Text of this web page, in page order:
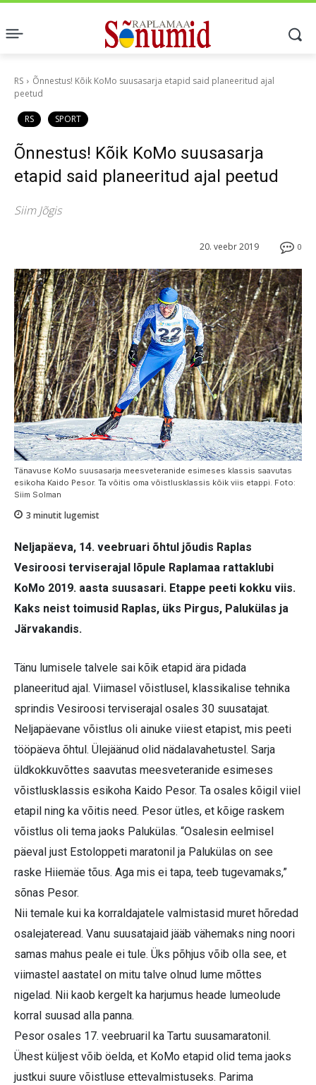
RS
Õnnestus! Kõik KoMo suusasarja etapid said planeeritud ajal
peetud
RS SPORT
Õnnestus! Kõik KoMo suusasarja
etapid said planeeritud ajal peetud
Siim Jõgis
0
20. veebr 2019
Tänavuse KoMo suusasarja meesveteranide esimeses klassis saavutas
esikoha Kaido Pesor. Ta võitis oma võistlusklassis kõik viis etappi. Foto:
Siim Solman
3 minutit lugemist
Neljapäeva, 14. veebruari õhtul jõudis Raplas
Vesiroosi terviserajal lõpule Raplamaa rattaklubi
KoMo 2019. aasta suusasari. Etappe peeti kokku viis.
Kaks neist toimusid Raplas, üks Pirgus, Palukülas ja
Järvakandis.
Tänu lumisele talvele sai kõik etapid ära pidada
planeeritud ajal. Viimasel võistlusel, klassikalise tehnika
sprindis Vesiroosi terviserajal osales 30 suusatajat.
Neljapäevane võistlus oli ainuke viiest etapist, mis peeti
tööpäeva õhtul. Ülejäänud olid nädalavahetustel. Sarja
üldkokkuvõttes saavutas meesveteranide esimeses
võistlusklassis esikoha Kaido Pesor. Ta osales kõigil viiel
etapil ning ka võitis need. Pesor ütles, et kõige raskem
võistlus oli tema jaoks Palukülas. “Osalesin eelmisel
päeval just Estoloppeti maratonil ja Palukülas on see
raske Hiiemäe tõus. Aga mis ei tapa, teeb tugevamaks,”
sõnas Pesor.
Nii temale kui ka korraldajatele valmistasid muret hõredad
osalejateread. Vanu suusatajaid jääb vähemaks ning noori
samas mahus peale ei tule. Üks põhjus võib olla see, et
viimastel aastatel on mitu talve olnud lume mõttes
nigelad. Nii kaob kergelt ka harjumus heade lumeolude
korral suusad alla panna.
Pesor osales 17. veebruaril ka Tartu suusamaratonil.
Ühest küljest võib öelda, et KoMo etapid olid tema jaoks
justkui suure võistluse ettevalmistuseks. Parima